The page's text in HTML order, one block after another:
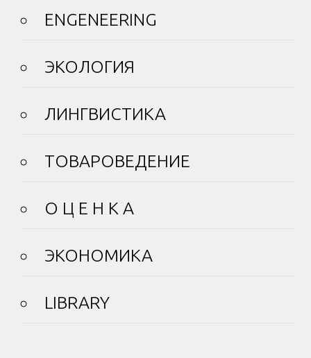
ENGENEERING
ЭКОЛОГИЯ
ЛИНГВИСТИКА
ТОВАРОВЕДЕНИЕ
О Ц Е Н К А
ЭКОНОМИКА
LIBRARY